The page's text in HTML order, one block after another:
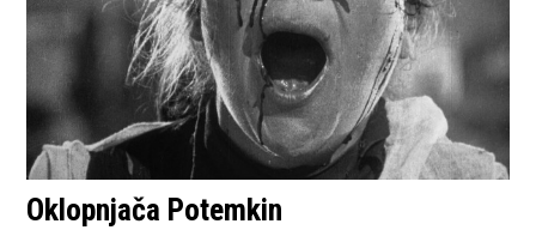
Oklopnjača Potemkin